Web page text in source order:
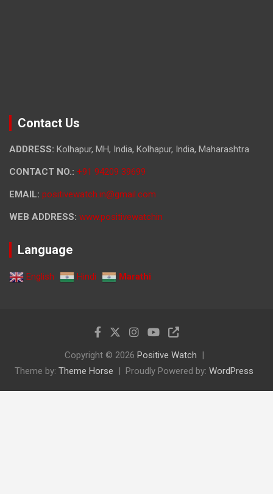
Contact Us
ADDRESS: Kolhapur, MH, India, Kolhapur, India, Maharashtra
CONTACT NO.: +91 94209 39699
EMAIL: positivewatch.in@gmail.com
WEB ADDRESS: www.positivewatchin
Language
English Hindi Marathi
Copyright © 2026 Positive Watch
Theme by: Theme Horse Proudly Powered by: WordPress